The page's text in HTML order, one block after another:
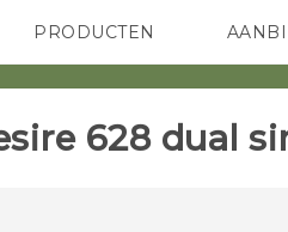
PRODUCTEN
VIVE G REIGNS
628 dual